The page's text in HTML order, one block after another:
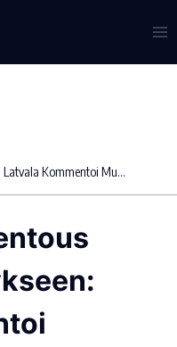
Elfyn Evansin Rentous Johtaa Menestykseen: Latvala Kommentoi Muutosta